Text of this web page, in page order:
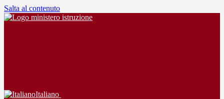
Salta al contenuto
Italiano